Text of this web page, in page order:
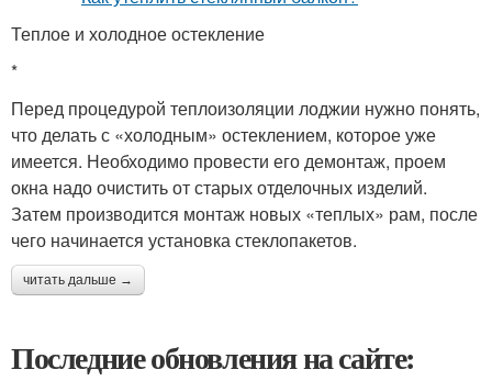
Теплое и холодное остекление
*
Перед процедурой теплоизоляции лоджии нужно понять,
что делать с «холодным» остеклением, которое уже
имеется. Необходимо провести его демонтаж, проем
окна надо очистить от старых отделочных изделий.
Затем производится монтаж новых «теплых» рам, после
чего начинается установка стеклопакетов.
читать дальше →
Последние обновления на сайте: